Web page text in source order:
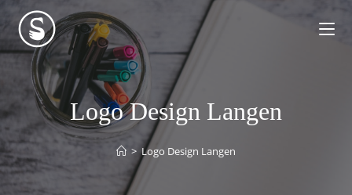
Logo Design Langen
> Logo Design Langen